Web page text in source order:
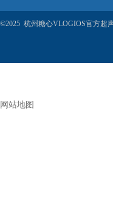
©2025 杭州糖心VLOGIOS官方超声
网站地图